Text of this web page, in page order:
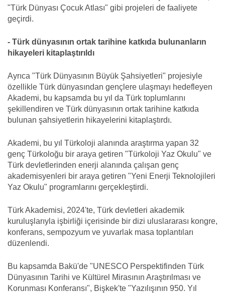
"Türk Dünyası Çocuk Atlası" gibi projeleri de faaliyete
geçirdi.
- Türk dünyasının ortak tarihine katkıda bulunanların
hikayeleri kitaplaştırıldı
Ayrıca "Türk Dünyasının Büyük Şahsiyetleri" projesiyle
özellikle Türk dünyasından gençlere ulaşmayı hedefleyen
Akademi, bu kapsamda bu yıl da Türk toplumlarını
şekillendiren ve Türk dünyasının ortak tarihine katkıda
bulunan şahsiyetlerin hikayelerini kitaplaştırdı.
Akademi, bu yıl Türkoloji alanında araştırma yapan 32
genç Türkoloğu bir araya getiren "Türkoloji Yaz Okulu" ve
Türk devletlerinden enerji alanında çalışan genç
akademisyenleri bir araya getiren "Yeni Enerji Teknolojileri
Yaz Okulu" programlarını gerçekleştirdi.
Türk Akademisi, 2024'te, Türk devletleri akademik
kuruluşlarıyla işbirliği içerisinde bir dizi uluslararası kongre,
konferans, sempozyum ve yuvarlak masa toplantıları
düzenlendi.
Bu kapsamda Bakü'de "UNESCO Perspektifinden Türk
Dünyasının Tarihi ve Kültürel Mirasının Araştırılması ve
Korunması Konferansı", Bişkek'te "Yazılışının 950. Yıl